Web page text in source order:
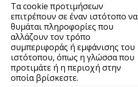
Τα cookie προτιμήσεων
επιτρέπουν σε έναν ιστότοπο να
θυμάται πληροφορίες που
αλλάζουν τον τρόπο
συμπεριφοράς ή εμφάνισης του
ιστότοπου, όπως η γλώσσα που
προτιμάτε ή η περιοχή στην
οποία βρίσκεστε.